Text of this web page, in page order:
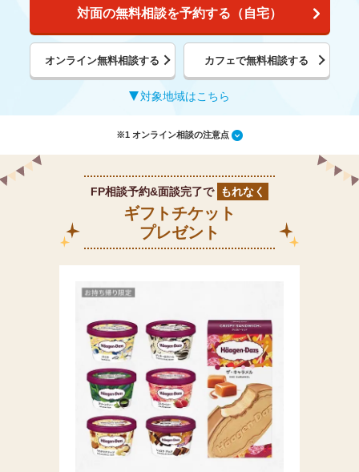
対面の無料相談を予約する（自宅）
オンライン無料相談する カフェで無料相談する
対象地域はこちら
※1 オンライン相談の注意点
FP相談予約&面談完了で もれなく
ギフトチケット
プレゼント